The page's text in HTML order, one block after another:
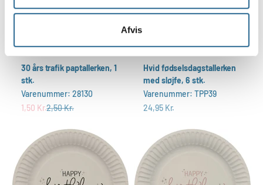
Afvis
30 års trafik paptallerken, 1
stk.
Varenummer: 28130
Salgspris
1,50 Kr.Normalpris
2,50 Kr.
Hvid fødselsdagstallerken
med sløjfe, 6 stk.
Varenummer: TPP39
Salgspris
24,95 Kr.